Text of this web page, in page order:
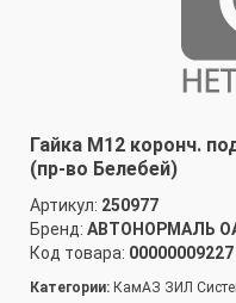
Гайка М12 коронч.
(пр-во Белебей)
Артикул: 250977
Бренд: АВТОНОРМАЛЬ
Код товара: 00000009227
Категории: КамАЗ ЗИЛ